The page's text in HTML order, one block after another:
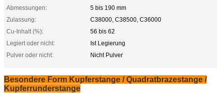
Abmessungen:
5 bis 190 mm
Zulassung:
C38000, C38500, C36000
Cu-Inhalt (%):
56 bis 62
Legiert oder nicht:
Ist Legierung
Pulver oder nicht:
Nicht Pulver
Besondere Form Kupferstange / Quadratbrazestange /
Kupferrunderstange